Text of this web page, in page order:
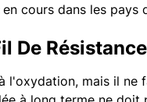
cours dans les pays
De
l'oxydation, mais il